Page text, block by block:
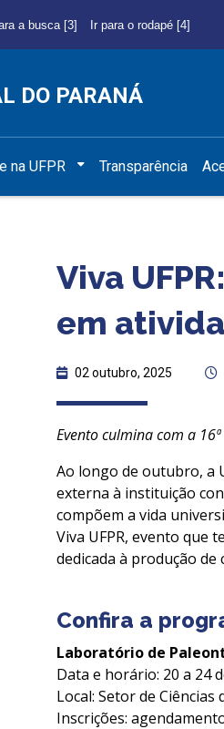
a busca [3] Ir para o rodapé [4]
DO PARANÁ
na UFPR Transparência
Viva
em
02 outubro, 2025
Evento culmina com a
Ao longo de outubro, a
externa à instituição
compõem a vida
Viva UFPR, evento que
dedicada à produção
Confira a
Laboratório de
Data e horário: 20 a 24
Local: Setor de
Inscrições: